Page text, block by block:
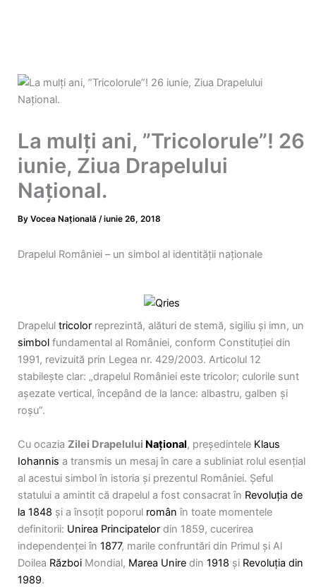
La mulți ani, ”Tricolorule”! 26
iunie, Ziua Drapelului
Naţional.
By Vocea Națională /iunie 26, 2018
Drapelul României – un simbol al identității naționale
Drapelul tricolor reprezintă, alături de stemă, sigiliu și imn, un
simbol fundamental al României, conform Constituției din
1991, revizuită prin Legea nr. 429/2003. Articolul 12
stabilește clar: „drapelul României este tricolor; culorile sunt
așezate vertical, începând de la lance: albastru, galben și
roșu”.
Cu ocazia Zilei Drapelului Național, președintele Klaus
Iohannis a transmis un mesaj în care a subliniat rolul esențial
al acestui simbol în istoria și prezentul României. Șeful
statului a amintit că drapelul a fost consacrat în Revoluția de
la 1848 și a însoțit poporul român în toate momentele
definitorii: Unirea Principatelor din 1859, cucerirea
independenței în 1877, marile confruntări din Primul și Al
Doilea Război Mondial, Marea Unire din 1918 și Revoluția din
1989.